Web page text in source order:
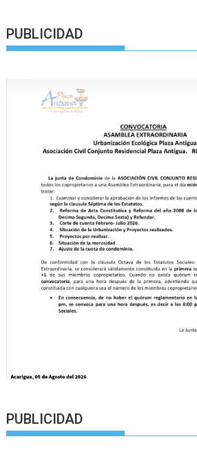
PUBLICIDAD
PUBLICIDAD